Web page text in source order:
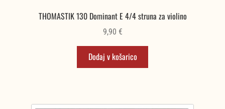
THOMASTIK 130 Dominant E 4/4 struna za violino
9,90 €
Dodaj v košarico